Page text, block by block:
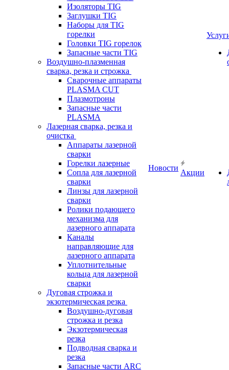
Изоляторы TIG
Заглушки TIG
Наборы для TIG
горелки
Головки TIG горелок
Запасные части TIG
Воздушно-плазменная
сварка, резка и строжка
Сварочные аппараты
PLASMA CUT
Плазмотроны
Запасные части
PLASMA
Лазерная сварка, резка и
очистка
Аппараты лазерной
сварки
Горелки лазерные
Сопла для лазерной
сварки
Линзы для лазерной
сварки
Ролики подающего
механизма для
лазерного аппарата
Каналы
направляющие для
лазерного аппарата
Уплотнительные
кольца для лазерной
сварки
Дуговая строжка и
экзотермическая резка
Воздушно-дуговая
строжка и резка
Экзотермическая
резка
Подводная сварка и
резка
Запасные части ARC
Новости
Акции